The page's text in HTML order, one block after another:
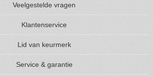
Veelgestelde vragen
Klantenservice
Lid van keurmerk
Service & garantie